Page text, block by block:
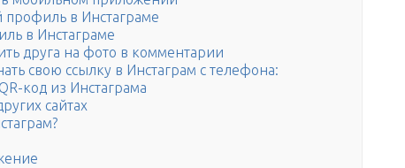
профиль в Инстаграме
в Инстаграме
друга на фото в комментарии
свою ссылку в Инстаграм с телефона:
код из Инстаграма
сайтах